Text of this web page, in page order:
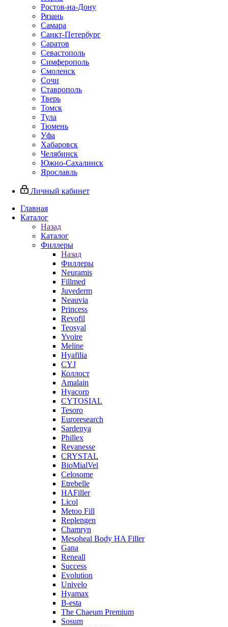
Ростов-на-Дону
Рязань
Самара
Санкт-Петербург
Саратов
Севастополь
Симферополь
Смоленск
Сочи
Ставрополь
Тверь
Томск
Тула
Тюмень
Уфа
Хабаровск
Челябинск
Южно-Сахалинск
Ярославль
Личный кабинет
Главная
Каталог
Назад
Каталог
Филлеры
Назад
Филлеры
Neuramis
Fillmed
Juvederm
Neauvia
Princess
Revofil
Teosyal
Yvoire
Meline
Hyafilia
CYJ
Коллост
Amalain
Hyacorp
CYTOSIAL
Tesoro
Euroresearch
Sardenya
Phillex
Revanesse
CRYSTAL
BioMialVel
Celosome
Etrebelle
HAFiller
Licol
Metoo Fill
Replengen
Chamryn
Mesoheal Body HA Filler
Gana
Reneall
Success
Evolution
Univelo
Hyamax
B-esta
The Chaeum Premium
Sosum